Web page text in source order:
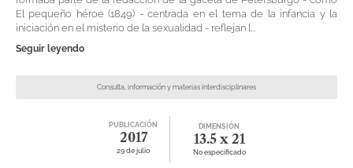
El pequeño héroe (1849) - centrada en el tema de la infancia y la
iniciación en el misterio de la sexualidad - reflejan l...
Seguir leyendo
Consulta, información y materias interdisciplinares
PUBLICACIÓN
2017
29 de julio
DIMENSIÓN
13.5 x 21
No especificado